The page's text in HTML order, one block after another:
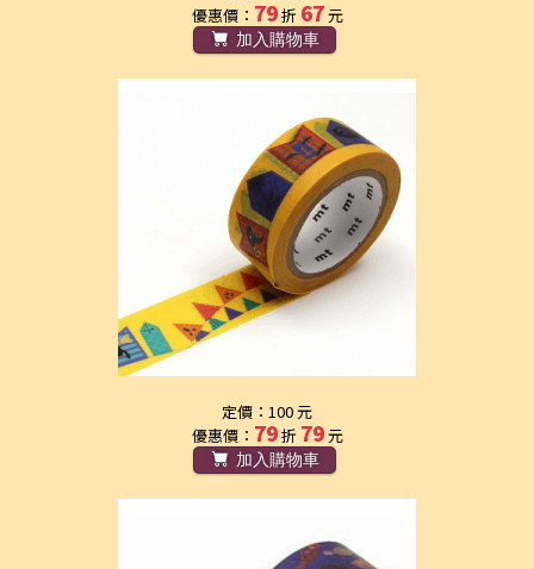
優惠價： 79折 67元
加入購物車
定價：100 元
優惠價： 79折 79元
加入購物車